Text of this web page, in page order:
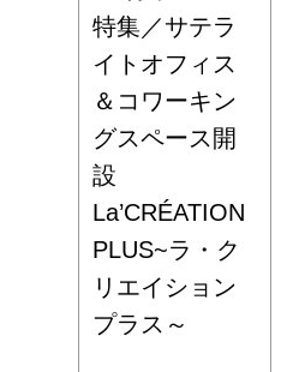
特集／サテラ
イトオフィス
＆コワーキン
グスペース開
設
La’CRÉATION
PLUS~ラ・ク
リエイション
プラス～